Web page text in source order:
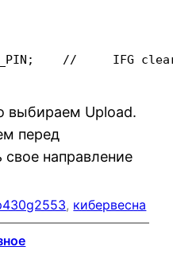
выбираем Upload.
перед
свое направление
, кибервесна